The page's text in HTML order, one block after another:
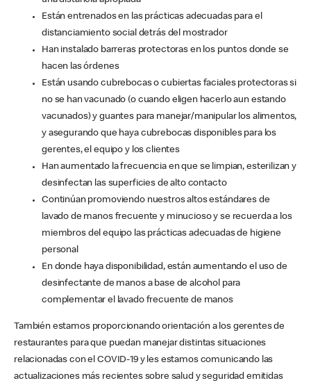
Están entrenados en las prácticas adecuadas para el
distanciamiento social detrás del mostrador
Han instalado barreras protectoras en los puntos donde se
hacen las órdenes
Están usando cubrebocas o cubiertas faciales protectoras si
no se han vacunado (o cuando eligen hacerlo aun estando
vacunados) y guantes para manejar/manipular los alimentos,
y asegurando que haya cubrebocas disponibles para los
gerentes, el equipo y los clientes
Han aumentado la frecuencia en que se limpian, esterilizan y
desinfectan las superficies de alto contacto
Continúan promoviendo nuestros altos estándares de
lavado de manos frecuente y minucioso y se recuerda a los
miembros del equipo las prácticas adecuadas de higiene
personal
En donde haya disponibilidad, están aumentando el uso de
desinfectante de manos a base de alcohol para
complementar el lavado frecuente de manos
También estamos proporcionando orientación a los gerentes de
restaurantes para que puedan manejar distintas situaciones
relacionadas con el COVID-19 y les estamos comunicando las
actualizaciones más recientes sobre salud y seguridad emitidas